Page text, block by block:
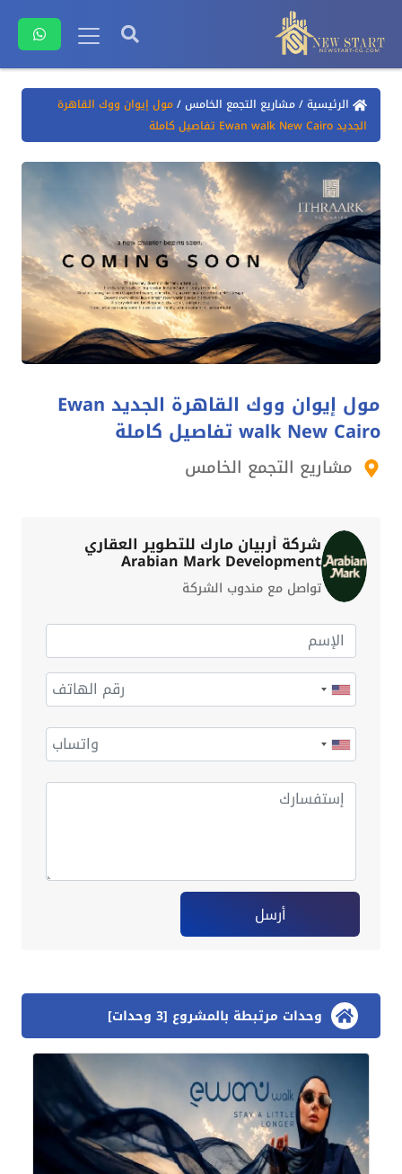
الرئيسية/مشاريع التجمع الخامس/مول إيوان ووك القاهرة
الجديد Ewan walk New Cairo تفاصيل كاملة
مول إيوان ووك القاهرة الجديد Ewan
walk New Cairo تفاصيل كاملة
مشاريع التجمع الخامس
شركة أربيان مارك للتطوير العقاري
Arabian Mark Development
تواصل مع مندوب الشركة
أرسل
وحدات مرتبطة بالمشروع [3 وحدات]